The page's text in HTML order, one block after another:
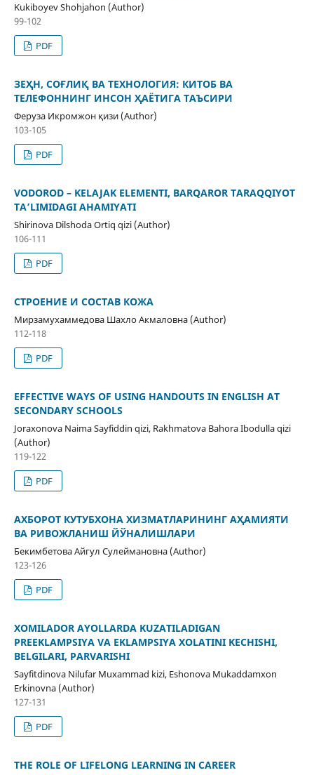
Kukiboyev Shohjahon (Author)
99-102
PDF
ЗEҲН, СОҒЛИҚ ВА ТEХНОЛОГИЯ: КИТОБ ВА
ТEЛEФОННИНГ ИНСОН ҲАЁТИГА ТАЪСИРИ
Феруза Икромжон қизи (Author)
103-105
PDF
VODOROD – KELAJAK ELEMENTI, BARQAROR TARAQQIYOT
TA’LIMIDAGI AHAMIYATI
Shirinova Dilshoda Ortiq qizi (Author)
106-111
PDF
СТРОЕНИЕ И СОСТАВ КОЖА
Мирзамухаммедова Шахло Акмаловна (Author)
112-118
PDF
ЕFFЕCTIVЕ WАYS ОF USING HАNDОUTS IN ЕNGLISH АT
SЕCОNDАRY SCHООLS
Jоrаxоnоvа Nаimа Sаyfiddin qizi, Rаkhmаtоvа Bаhоrа Ibоdullа qizi
(Author)
119-122
PDF
АХБОРОТ КУТУБХОНА ХИЗМАТЛАРИНИНГ АҲАМИЯТИ
ВА РИВОЖЛАНИШ ЙЎНАЛИШЛАРИ
Бекимбетова Айгул Сулеймановна (Author)
123-126
PDF
XOMILADOR AYOLLARDA KUZATILADIGAN
PREEKLAMPSIYA VA EKLAMPSIYA XOLATINI KECHISHI,
BELGILARI, PARVARISHI
Sayfitdinova Nilufar Muxammad kizi, Eshonova Mukaddamxon
Erkinovna (Author)
127-131
PDF
THE ROLE OF LIFELONG LEARNING IN CAREER